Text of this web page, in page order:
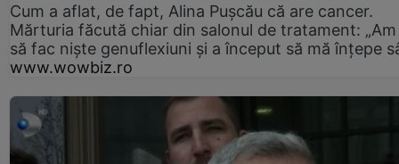
Cum a aflat, de fapt, Alina Pușcău că are cancer.
Mărturia făcută chiar din salonul de tratament:
să fac niște genuflexiuni și a început să mă înțepe
www.wowbiz.ro